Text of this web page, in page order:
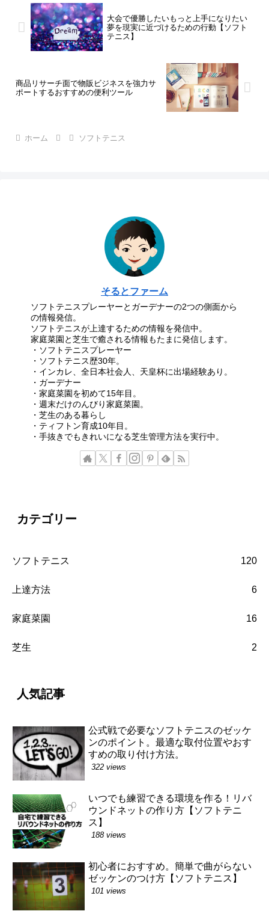
大会で優勝したいもっと上手になりたい
夢を現実に近づけるための行動【ソフト
テニス】
商品リサーチ面で物販ビジネスを強力サ
ポートするおすすめの便利ツール
ホーム ソフトテニス
そるとファーム
ソフトテニスプレーヤーとガーデナーの2つの側面から
の情報発信。
ソフトテニスが上達するための情報を発信中。
家庭菜園と芝生で癒される情報もたまに発信します。
・ソフトテニスプレーヤー
・ソフトテニス歴30年。
・インカレ、全日本社会人、天皇杯に出場経験あり。
・ガーデナー
・家庭菜園を初めて15年目。
・週末だけのんびり家庭菜園。
・芝生のある暮らし
・ティフトン育成10年目。
・手抜きでもきれいになる芝生管理方法を実行中。
カテゴリー
ソフトテニス 120
上達方法 6
家庭菜園 16
芝生 2
人気記事
公式戦で必要なソフトテニスのゼッケ
ンのポイント。最適な取付位置やおす
すめの取り付け方法。
322 views
いつでも練習できる環境を作る！リバ
ウンドネットの作り方【ソフトテニ
ス】
188 views
初心者におすすめ。簡単で曲がらない
ゼッケンのつけ方【ソフトテニス】
101 views